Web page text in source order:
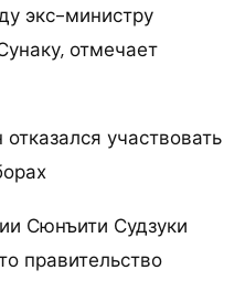
экс-министру
отмечает
участвовать
Сюнъити Судзуки
правительство